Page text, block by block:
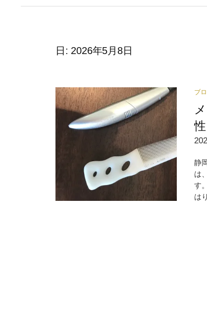
日: 2026年5月8日
ブ
性
静
は
す
は